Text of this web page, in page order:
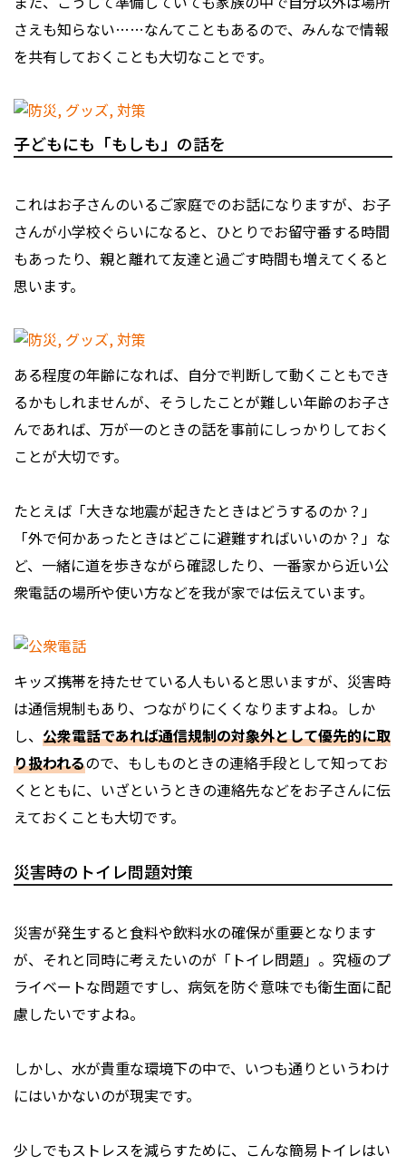
さえも知らない……なんてこともあるので、みんなで情報
を共有しておくことも大切なことです。
子どもにも「もしも」の話を
これはお子さんのいるご家庭でのお話になりますが、お子
さんが小学校ぐらいになると、ひとりでお留守番する時間
もあったり、親と離れて友達と過ごす時間も増えてくると
思います。
ある程度の年齢になれば、自分で判断して動くこともでき
るかもしれませんが、そうしたことが難しい年齢のお子さ
んであれば、万が一のときの話を事前にしっかりしておく
ことが大切です。
たとえば「大きな地震が起きたときはどうするのか？」
「外で何かあったときはどこに避難すればいいのか？」な
ど、一緒に道を歩きながら確認したり、一番家から近い公
衆電話の場所や使い方などを我が家では伝えています。
キッズ携帯を持たせている人もいると思いますが、災害時
は通信規制もあり、つながりにくくなりますよね。しか
し、 公衆電話であれば通信規制の対象外として優先的に取
り扱われるので、もしものときの連絡手段として知ってお
くとともに、いざというときの連絡先などをお子さんに伝
えておくことも大切です。
災害時のトイレ問題対策
災害が発生すると食料や飲料水の確保が重要となります
が、それと同時に考えたいのが「トイレ問題」。究極のプ
ライベートな問題ですし、病気を防ぐ意味でも衛生面に配
慮したいですよね。
しかし、水が貴重な環境下の中で、いつも通りというわけ
にはいかないのが現実です。
少しでもストレスを減らすために、こんな簡易トイレはい